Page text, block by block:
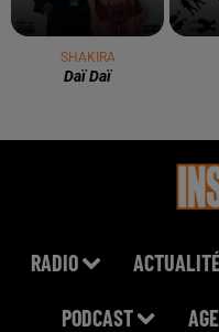
SHAKIRA
Daï Daï
RADIO
PODCAST